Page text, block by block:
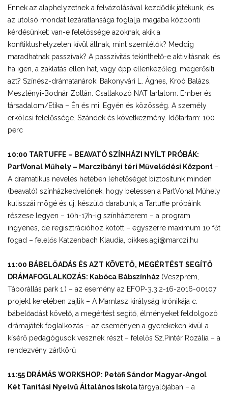
Ennek az alaphelyzetnek a felvázolásával kezdődik játékunk, és
az utolsó mondat lezáratlansága foglalja magába központi
kérdésünket: van-e felelőssége azoknak, akik a
konfliktushelyzeten kívül állnak, mint szemlélők? Meddig
maradhatnak passzívak? A passzivitás tekinthető-e aktivitásnak, és
ha igen, a zaklatás ellen hat, vagy épp ellenkezőleg, megerősíti
azt? Színész-drámatanárok: Bakonyvári L. Ágnes, Kroó Balázs,
Meszlényi-Bodnár Zoltán. Csatlakozó NAT tartalom: Ember és
társadalom/Etika – Én és mi. Egyén és közösség. A személy
erkölcsi felelőssége. Szándék és következmény. Időtartam: 100
perc
10:00 TARTUFFE – BEAVATÓ SZÍNHÁZI NYÍLT PRÓBÁK:
PartVonal Műhely – Marczibányi téri Művelődési Központ –
A dramatikus nevelés hetében lehetőséget biztosítunk minden
(beavató) színházkedvelőnek, hogy belessen a PartVonal Műhely
kulisszái mögé és új, készülő darabunk, a Tartuffe próbáink
részese legyen – 10h-17h-ig színházterem – a program
ingyenes, de regisztrációhoz kötött – egyszerre maximum 10 főt
fogad – felelős Katzenbach Klaudia, bikkes.agi@marczi.hu
11:00 BÁBELŐADÁS ÉS AZT KÖVETŐ, MEGÉRTÉST SEGÍTŐ
DRÁMAFOGLALKOZÁS: Kabóca Bábszínház (Veszprém,
Táborállás park 1.) – az esemény az EFOP-3.3.2-16-2016-00107
projekt keretében zajlik – A Mamlasz királyság krónikája c.
bábelőadást követő, a megértést segítő, élményeket feldolgozó
drámajáték foglalkozás – az eseményen a gyerekeken kívül a
kísérő pedagógusok vesznek részt – felelős Sz.Pintér Rozália – a
rendezvény zártkörű
11:55 DRÁMÁS WORKSHOP: Petőfi Sándor Magyar-Angol
Két Tanítási Nyelvű Általános Iskolatárgyalójában – a